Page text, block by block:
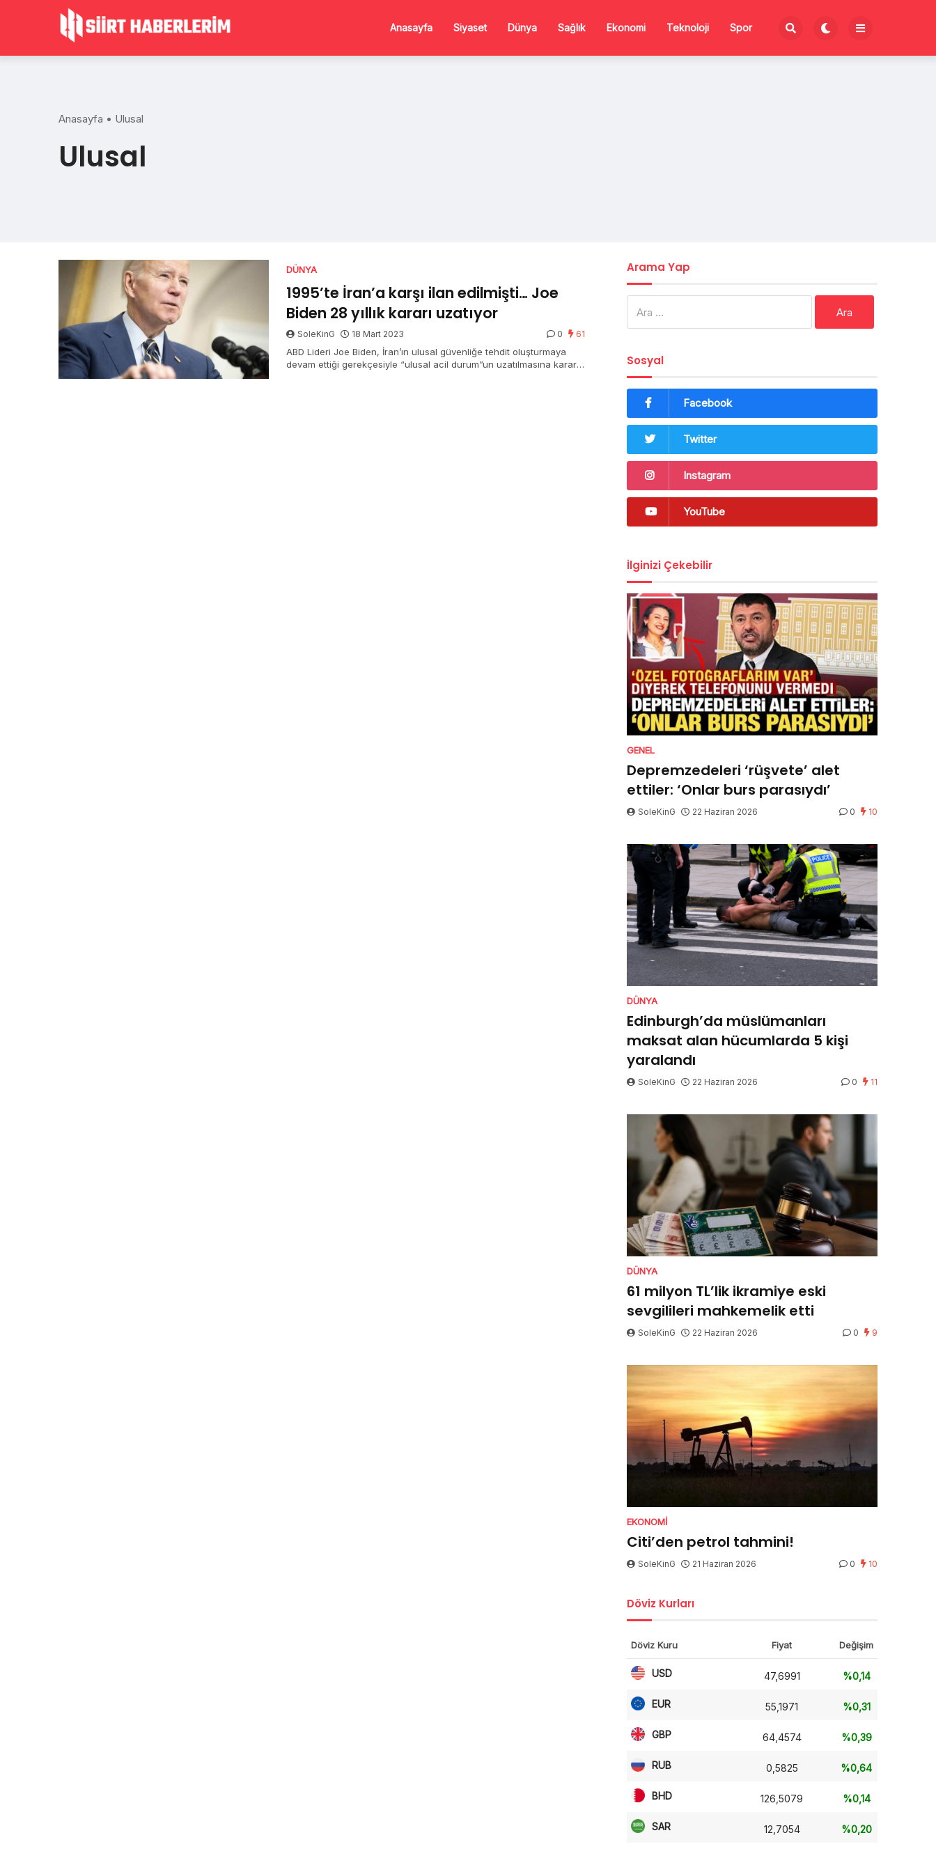
Anasayfa Siyaset Dünya Sağlık Ekonomi Teknoloji Spor
Anasayfa • Ulusal
Ulusal
DÜNYA
1995’te İran’a karşı ilan edilmişti… Joe
Biden 28 yıllık kararı uzatıyor
SoleKinG 18 Mart 2023 0 61
ABD Lideri Joe Biden, İran’ın ulusal güvenliğe tehdit oluşturmaya
devam ettiği gerekçesiyle “ulusal acil durum”un uzatılmasına karar
Arama Yap
Sosyal
Facebook
Twitter
Instagram
YouTube
İlginizi Çekebilir
GENEL
Depremzedeleri ‘rüşvete’ alet
ettiler: ‘Onlar burs parasıydı’
SoleKinG 22 Haziran 2026 0 10
DÜNYA
Edinburgh’da müslümanları
maksat alan hücumlarda 5 kişi
yaralandı
SoleKinG 22 Haziran 2026 0 11
DÜNYA
61 milyon TL’lik ikramiye eski
sevgilileri mahkemelik etti
SoleKinG 22 Haziran 2026 0 9
EKONOMI
Citi’den petrol tahmini!
SoleKinG 21 Haziran 2026 0 10
Döviz Kurları
Döviz Kuru Fiyat Değişim
USD 47,6991 %0,14
EUR 55,1971 %0,31
GBP 64,4574 %0,39
RUB 0,5825 %0,64
BHD 126,5079 %0,14
SAR 12,7054 %0,20